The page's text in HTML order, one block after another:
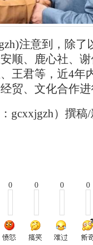
注意到，除了
顺、鹿心社、
王君等，近4年
贸、文化合作
）撰稿/
0 0 0 0